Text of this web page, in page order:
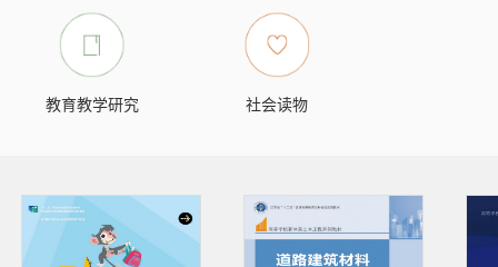
教育教学研究 社会读物